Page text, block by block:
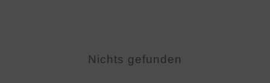
Nichts gefunden